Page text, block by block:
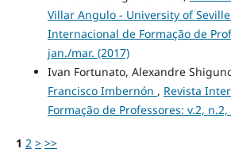
Villar Angulo - University of Seville
Internacional de Formação de
jan./mar. (2017)
Ivan Fortunato, Alexandre
Francisco Imbernón , Revista
Formação de Professores: v.2,
1 2 > >>